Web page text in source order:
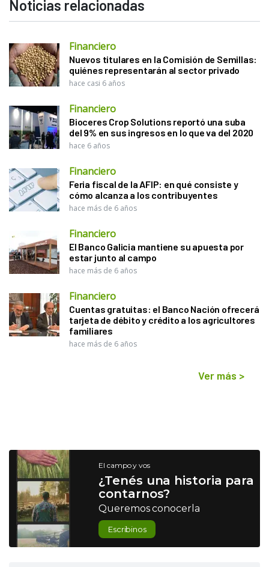
Noticias relacionadas
Financiero
Nuevos titulares en la Comisión de Semillas:
quiénes representarán al sector privado
hace casi 6 años
Financiero
Bioceres Crop Solutions reportó una suba
del 9% en sus ingresos en lo que va del 2020
hace 6 años
Financiero
Feria fiscal de la AFIP: en qué consiste y
cómo alcanza a los contribuyentes
hace más de 6 años
Financiero
El Banco Galicia mantiene su apuesta por
estar junto al campo
hace más de 6 años
Financiero
Cuentas gratuitas: el Banco Nación ofrecerá
tarjeta de débito y crédito a los agricultores
familiares
hace más de 6 años
Ver más >
El campo y vos
¿Tenés una historia para
contarnos?
Queremos conocerla
Escribinos